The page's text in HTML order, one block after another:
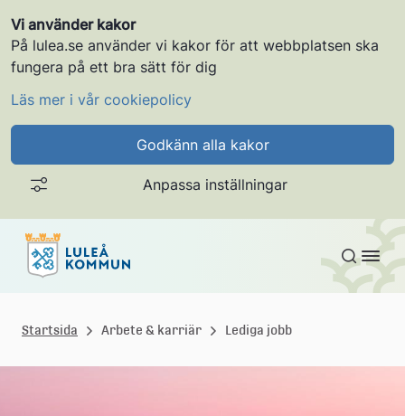
Vi använder kakor
På lulea.se använder vi kakor för att webbplatsen ska
fungera på ett bra sätt för dig
Läs mer i vår cookiepolicy
Godkänn alla kakor
Anpassa inställningar
Gå till innehållet
u
l
Startsida Arbete & karriär Lediga jobb